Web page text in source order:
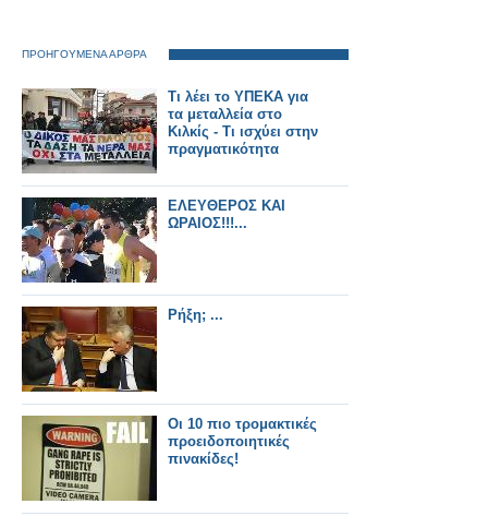
ΠΡΟΗΓΟΥΜΕΝΑ ΑΡΘΡΑ
Τι λέει το ΥΠΕΚΑ για
τα μεταλλεία στο
Κιλκίς - Tι ισχύει στην
πραγματικότητα
ΕΛΕΥΘΕΡΟΣ ΚΑΙ
ΩΡΑΙΟΣ!!!...
Ρήξη; ...
Οι 10 πιο τρομακτικές
προειδοποιητικές
πινακίδες!